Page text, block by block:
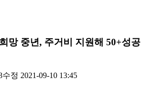
망 중년, 주거비 지원해 50+성공
수정 2021-09-10 13:45